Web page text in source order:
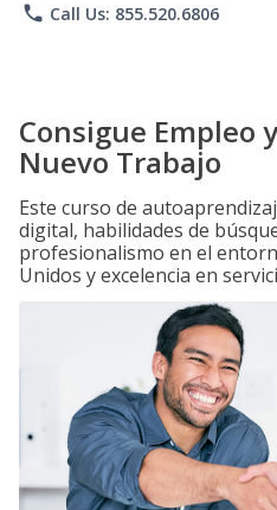
phone Call Us: 855.520.6806
Consigue Empleo
Nuevo Trabajo
Este curso de
digital, habilidades de
profesionalismo en el
Unidos y excelencia en